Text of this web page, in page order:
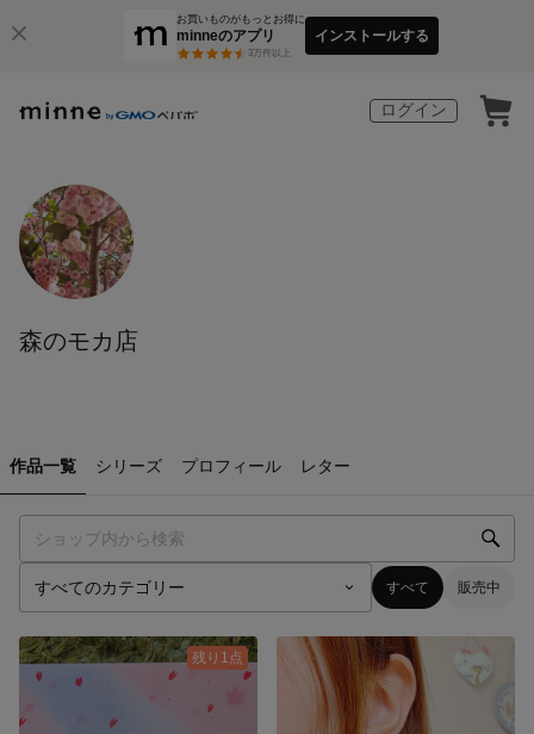
お買いものがもっとお得に
minneのアプリ
3万件以上
インストールする
ログイン
森のモカ店
作品一覧 シリーズ プロフィール レター
すべて 販売中
残り1点